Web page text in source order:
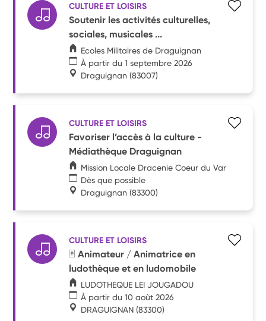
CULTURE ET LOISIRS
Soutenir les activités culturelles,
sociales, musicales ...
Ecoles Militaires de Draguignan
À partir du 1 septembre 2026
Draguignan (83007)
CULTURE ET LOISIRS
Favoriser l’accès à la culture -
Médiathèque Draguignan
Mission Locale Dracenie Coeur du Var
Dès que possible
Draguignan (83300)
CULTURE ET LOISIRS
🃏 Animateur / Animatrice en
ludothèque et en ludomobile
LUDOTHEQUE LEI JOUGADOU
À partir du 10 août 2026
DRAGUIGNAN (83300)